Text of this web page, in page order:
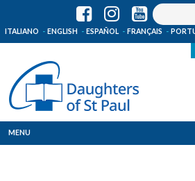
ITALIANO ENGLISH ESPAÑOL FRANÇAIS
MENU